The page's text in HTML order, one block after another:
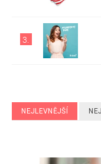
3.
NEJLEVNĚJŠÍ